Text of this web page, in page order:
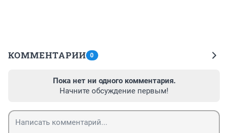
КОММЕНТАРИИ 0
Пока нет ни одного комментария.
Начните обсуждение первым!